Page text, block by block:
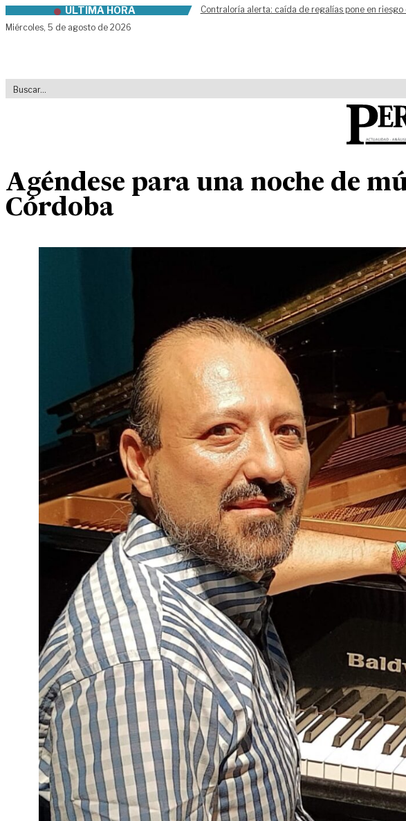
Skip to contentÚLTIMA HORA
Contraloría alerta: caída de regalías pone en
Miércoles, 5 de agosto de 2026
Agéndese para una noche de
Córdoba